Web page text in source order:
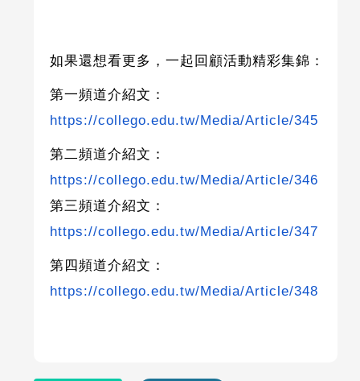
如果還想看更多，一起回顧活動精彩集錦：
第一頻道介紹文：
https://collego.edu.tw/Media/Article/345
第二頻道介紹文：
https://collego.edu.tw/Media/Article/346
第三頻道介紹文：
https://collego.edu.tw/Media/Article/347
第四頻道介紹文：
https://collego.edu.tw/Media/Article/348